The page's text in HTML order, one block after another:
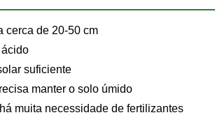
cerca de 20-50 cm
suficiente
manter o solo úmido
muita necessidade de fertilizantes